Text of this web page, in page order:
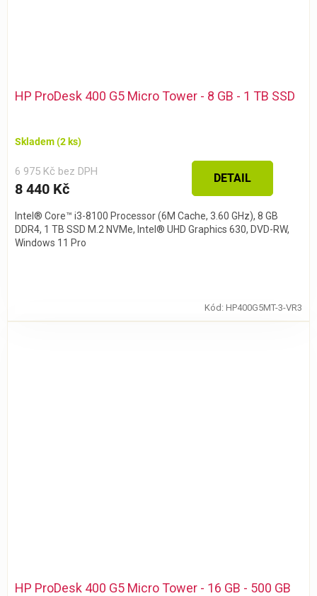
HP ProDesk 400 G5 Micro Tower - 8 GB - 1 TB SSD
Skladem(2 ks)
6 975 Kč bez DPH
8 440 Kč
DETAIL
Intel® Core™ i3-8100 Processor (6M Cache, 3.60 GHz), 8 GB
DDR4, 1 TB SSD M.2 NVMe, Intel® UHD Graphics 630, DVD-RW,
Windows 11 Pro
Kód: HP400G5MT-3-VR3
HP ProDesk 400 G5 Micro Tower - 16 GB - 500 GB